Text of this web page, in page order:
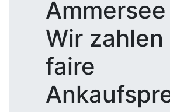
Wir zahlen
faire